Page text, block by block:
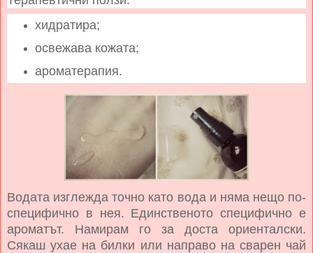
хидратира;
освежава кожата;
ароматерапия.
Водата изглежда точно като вода и няма нещо по-
специфично в нея. Единственото специфично е
ароматът. Намирам го за доста ориенталски.
Сякаш ухае на билки или направо на сварен чай